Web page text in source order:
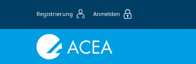
Registrierung Anmelden